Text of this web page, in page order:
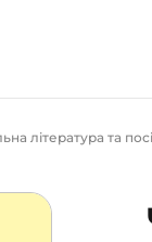
література
для підлітків (240)
популярна
література та